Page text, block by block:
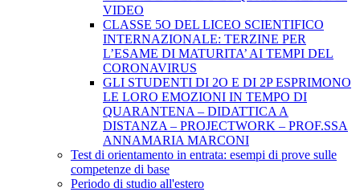
VIDEO
CLASSE 5O DEL LICEO SCIENTIFICO
INTERNAZIONALE: TERZINE PER
L’ESAME DI MATURITA’ AI TEMPI DEL
CORONAVIRUS
GLI STUDENTI DI 2O E DI 2P ESPRIMONO
LE LORO EMOZIONI IN TEMPO DI
QUARANTENA – DIDATTICA A
DISTANZA – PROJECTWORK – PROF.SSA
ANNAMARIA MARCONI
Test di orientamento in entrata: esempi di prove sulle
competenze di base
Periodo di studio all'estero